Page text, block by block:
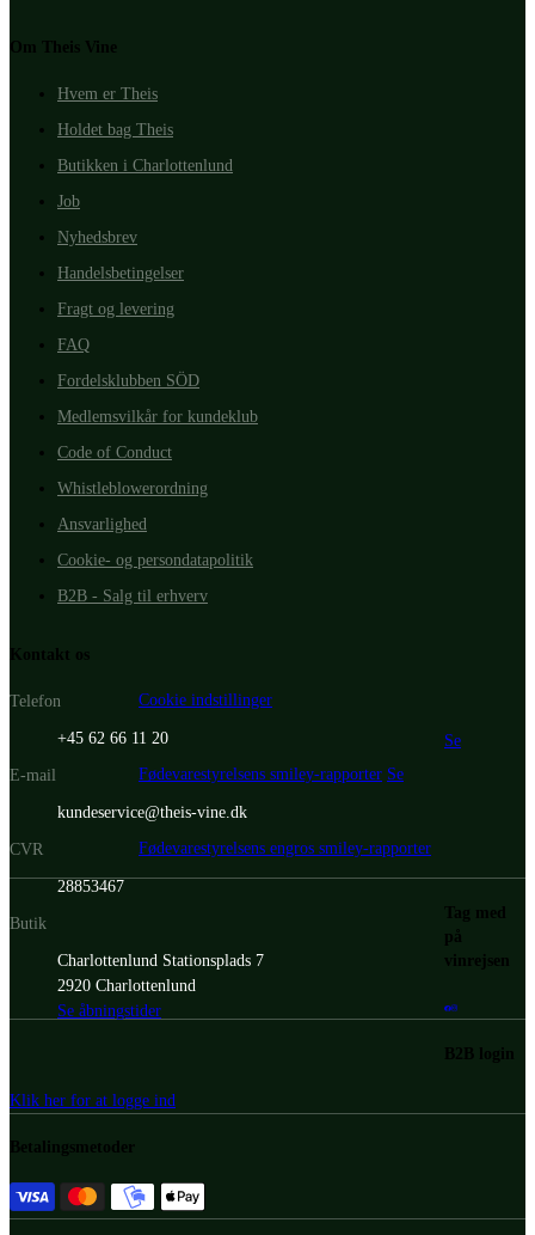
Om Theis Vine
Hvem er Theis
Holdet bag Theis
Butikken i Charlottenlund
Job
Nyhedsbrev
Handelsbetingelser
Fragt og levering
FAQ
Fordelsklubben SÖD
Medlemsvilkår for kundeklub
Code of Conduct
Whistleblowerordning
Ansvarlighed
Cookie- og persondatapolitik
B2B - Salg til erhverv
Kontakt os
Telefon
+45 62 66 11 20
E-mail
kundeservice@theis-vine.dk
CVR
28853467
Butik
Charlottenlund Stationsplads 7
2920 Charlottenlund
Se åbningstider
Cookie indstillinger
Se
Fødevarestyrelsens smiley-rapporter Se
Fødevarestyrelsens engros smiley-rapporter
Tag med
på
vinrejsen
B2B login
Klik her for at logge ind
Betalingsmetoder